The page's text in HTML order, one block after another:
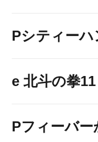
Pシティー
e 北斗の拳
Pフィーバ